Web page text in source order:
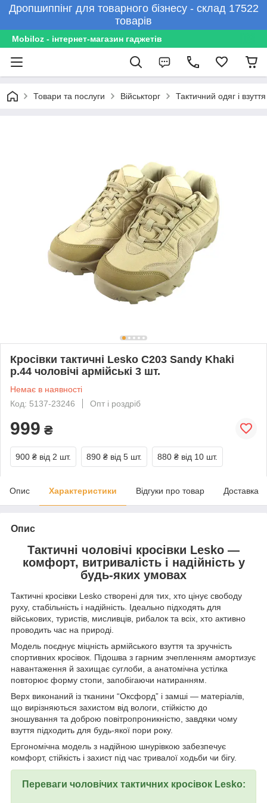
Дропшиппінг для товарного бізнесу - склад 17522
товарів
Mobiloz - інтернет-магазин гаджетів
Товари та послуги Військторг Тактичний одяг і взуття
Кросівки тактичні Lesko C203 Sandy Khaki
р.44 чоловічі армійські 3 шт.
Немає в наявності
Код: 5137-23246
Опт і роздріб
999 ₴
900 ₴ від 2 шт. 890 ₴ від 5 шт. 880 ₴ від 10 шт.
Опис Характеристики Відгуки про товар Доставка
Опис
Тактичні чоловічі кросівки Lesko —
комфорт, витривалість і надійність у
будь-яких умовах
Тактичні кросівки Lesko створені для тих, хто цінує свободу
руху, стабільність і надійність. Ідеально підходять для
військових, туристів, мисливців, рибалок та всіх, хто активно
проводить час на природі.
Модель поєднує міцність армійського взуття та зручність
спортивних кросівок. Підошва з гарним зчепленням амортизує
навантаження й захищає суглоби, а анатомічна устілка
повторює форму стопи, запобігаючи натиранням.
Верх виконаний із тканини “Оксфорд” і замші — матеріалів,
що вирізняються захистом від вологи, стійкістю до
зношування та доброю повітропроникністю, завдяки чому
взуття підходить для будь-якої пори року.
Ергономічна модель з надійною шнурівкою забезпечує
комфорт, стійкість і захист під час тривалої ходьби чи бігу.
Переваги чоловічих тактичних кросівок Lesko: